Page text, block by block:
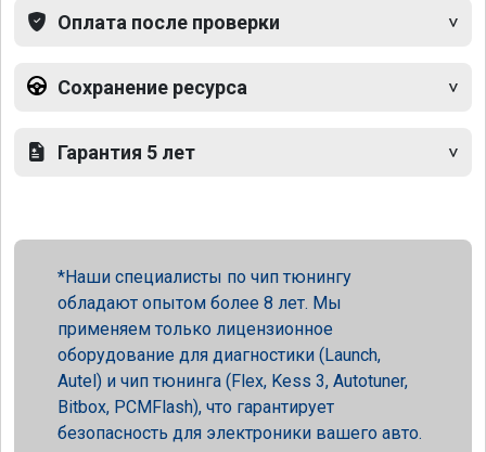
Оплата после проверки
Сохранение ресурса
Гарантия 5 лет
Наши специалисты по чип тюнингу
обладают опытом более 8 лет. Мы
применяем только лицензионное
оборудование для диагностики (Launch,
Autel) и чип тюнинга (Flex, Kess 3, Autotuner,
Bitbox, PCMFlash), что гарантирует
безопасность для электроники вашего авто.